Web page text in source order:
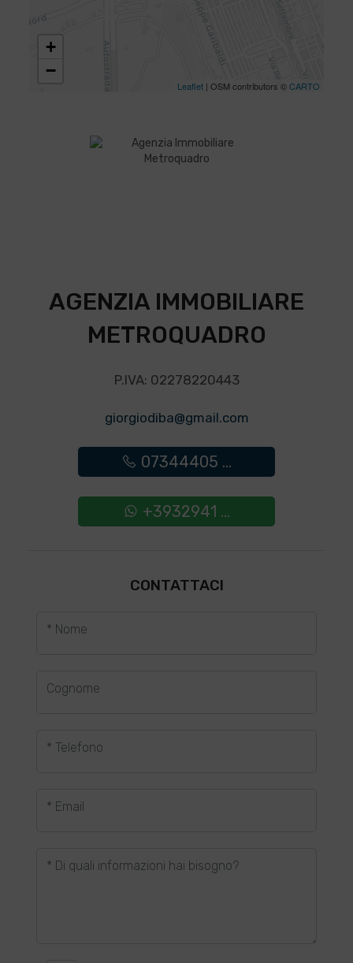
+
−
Leaflet | OSM contributors ©CARTO
AGENZIA IMMOBILIARE
METROQUADRO
P.IVA: 02278220443
giorgiodiba@gmail.com
07344405 ...
+3932941 ...
CONTATTACI
* Nome
Cognome
* Telefono
* Email
* Di quali informazioni hai bisogno?